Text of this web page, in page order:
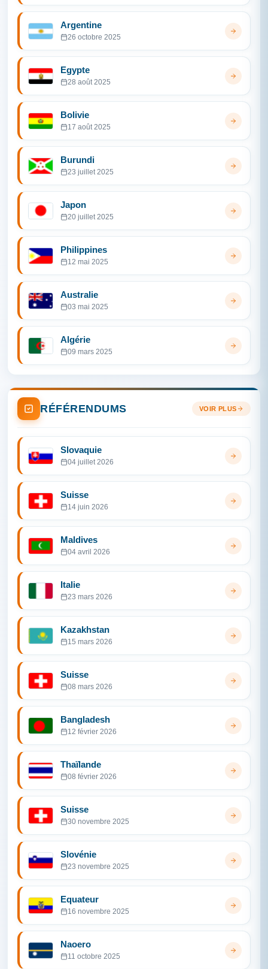
Argentine
26 octobre 2025
Egypte
28 août 2025
Bolivie
17 août 2025
Burundi
23 juillet 2025
Japon
20 juillet 2025
Philippines
12 mai 2025
Australie
03 mai 2025
Algérie
09 mars 2025
RÉFÉRENDUMS VOIR PLUS
Slovaquie
04 juillet 2026
Suisse
14 juin 2026
Maldives
04 avril 2026
Italie
23 mars 2026
Kazakhstan
15 mars 2026
Suisse
08 mars 2026
Bangladesh
12 février 2026
Thaïlande
08 février 2026
Suisse
30 novembre 2025
Slovénie
23 novembre 2025
Equateur
16 novembre 2025
Naoero
11 octobre 2025